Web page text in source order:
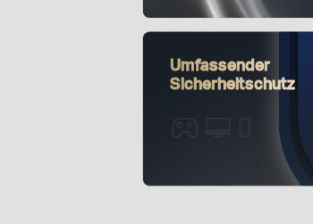
Umfassender
Sicherheitschutz